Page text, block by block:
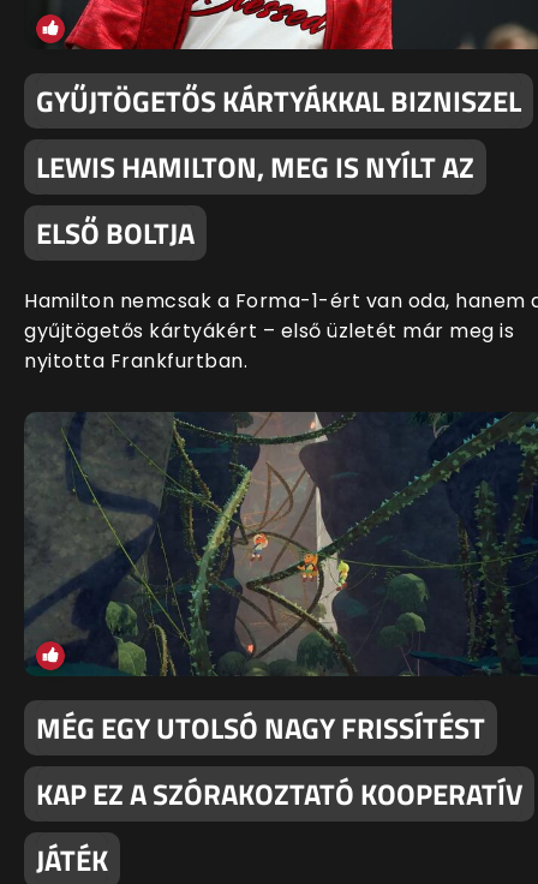
GYŰJTÖGETŐS KÁRTYÁKKAL BIZNISZEL
LEWIS HAMILTON, MEG IS NYÍLT AZ
ELSŐ BOLTJA
Hamilton nemcsak a Forma-1-ért van oda, hanem
gyűjtögetős kártyákért – első üzletét már meg is
nyitotta Frankfurtban.
MÉG EGY UTOLSÓ NAGY FRISSÍTÉST
KAP EZ A SZÓRAKOZTATÓ KOOPERATÍV
JÁTÉK